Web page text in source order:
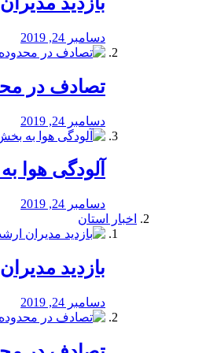
دسامبر 24, 2019
تصادف در
دسامبر 24, 2019
آلودگی هوا
دسامبر 24, 2019
اخبار استان
بازدید
دسامبر 24, 2019